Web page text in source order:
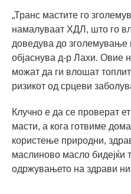
„Транс мастите го
намалуваат ХДЛ, што го
доведува до зголемување
објаснува д-р Лахи. Овие
можат да ги влошат
ризикот од срцеви
Клучно е да се проверат
масти, а кога готвиме
користење природни,
маслиново масло бидејќи
одржувањето на здрави